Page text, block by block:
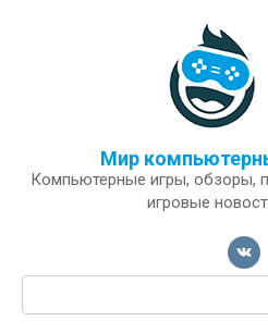
Мир
Компьютерные игры, обзоры,
игровые
Поиск: